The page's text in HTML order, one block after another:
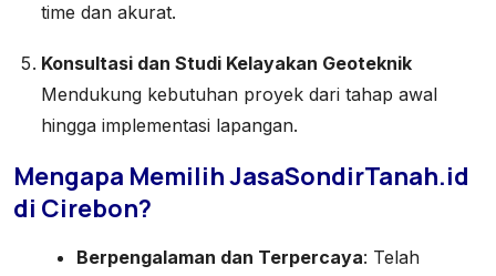
time dan akurat.
Konsultasi dan Studi Kelayakan Geoteknik
Mendukung kebutuhan proyek dari tahap awal
hingga implementasi lapangan.
Mengapa Memilih JasaSondirTanah.id
di Cirebon?
Berpengalaman dan Terpercaya: Telah